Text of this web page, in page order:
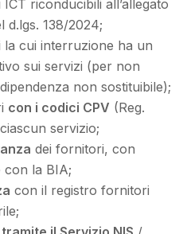
riconducibili all’allegato
d.lgs. 138/2024;
cui interruzione ha un
sui servizi (per non
non sostituibile);
con i codici CPV (Reg.
servizio;
dei fornitori, con
con la BIA;
con il registro fornitori